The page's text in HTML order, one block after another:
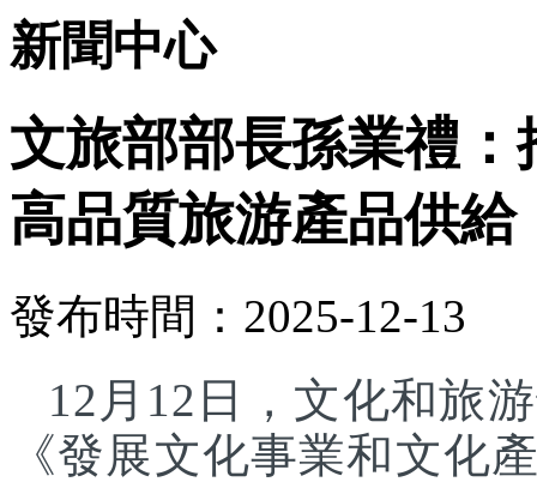
新聞中心
文旅部部長孫業禮
高品質旅游產品供給
發布時間：2025-12-13
12月12日，文化和旅
《發展文化事業和文化